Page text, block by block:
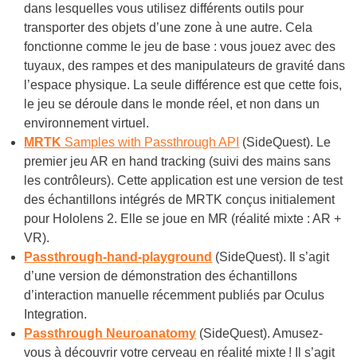
dans lesquelles vous utilisez différents outils pour
transporter des objets d’une zone à une autre. Cela
fonctionne comme le jeu de base : vous jouez avec des
tuyaux, des rampes et des manipulateurs de gravité dans
l’espace physique. La seule différence est que cette fois,
le jeu se déroule dans le monde réel, et non dans un
environnement virtuel.
MRTK Samples with Passthrough API (SideQuest). Le
premier jeu AR en hand tracking (suivi des mains sans
les contrôleurs). Cette application est une version de test
des échantillons intégrés de MRTK conçus initialement
pour Hololens 2. Elle se joue en MR (réalité mixte : AR +
VR).
Passthrough-hand-playground (SideQuest). Il s’agit
d’une version de démonstration des échantillons
d’interaction manuelle récemment publiés par Oculus
Integration.
Passthrough Neuroanatomy (SideQuest). Amusez-
vous à découvrir votre cerveau en réalité mixte ! Il s’agit